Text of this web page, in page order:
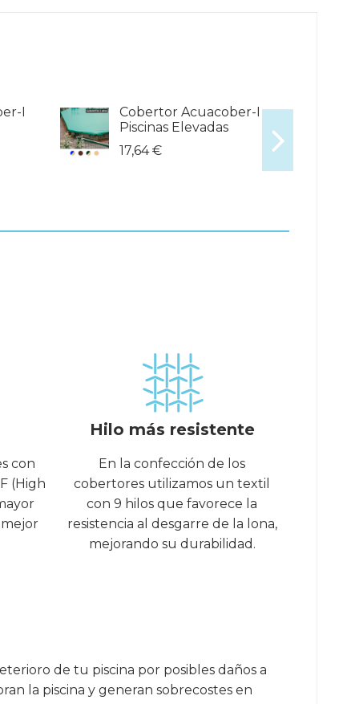
I
Cobertor Acuacober-I
Piscinas Elevadas
17,64 €
con
(High
Hilo más resistente
En la confección de los
cobertores utilizamos un textil
con 9 hilos que favorece la
resistencia al desgarre de la lona,
mejorando su durabilidad.
de tu piscina por posibles daños a
la piscina y generan sobrecostes en